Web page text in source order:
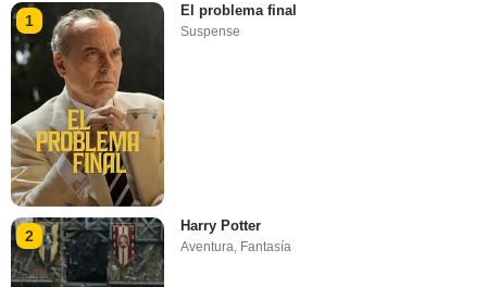
1
El problema final
Suspense
2
Harry Potter
Aventura, Fantasía